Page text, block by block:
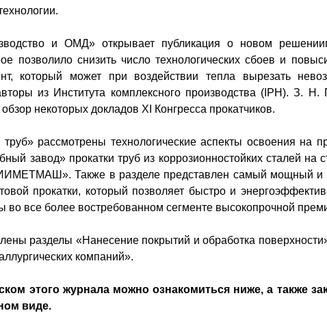
и ОМД» открывает публикация о новом решении
позволило снизить число технологических сбоев и
который может при воздействии тепла вырезать
изИнститута комплексного производства (IPH).З. Н.
некоторых докладов XI Конгресса прокатчиков.
рассмотрены технологические аспекты освоения на
завод» прокатки труб из коррозионностойких сталей на
Также в разделе представлен самый мощный и
прокатки, который позволяет быстро и
во все более востребованном сегменте высокопрочной
разделы «Нанесение покрытий и обработка
компаний».
этого журнала можно ознакомиться ниже, а также
виде.